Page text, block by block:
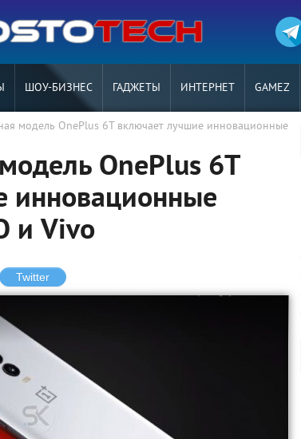
ШОУ-БИЗНЕС ГАДЖЕТЫ ИНТЕРНЕТ GAMEZ
модель OnePlus 6T включает лучшие инновационные
OnePlus 6T
инновационные
и Vivo